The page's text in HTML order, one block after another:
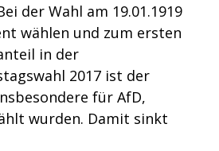
der Wahl am 19.01.1919
wählen und zum ersten
in der
2017 ist der
für AfD,
wurden. Damit sinkt